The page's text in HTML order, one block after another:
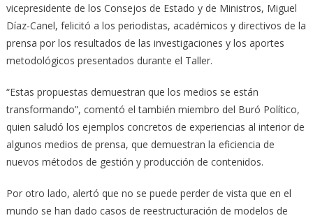
vicepresidente de los Consejos de Estado y de Ministros, Miguel
Díaz-Canel, felicitó a los periodistas, académicos y directivos de la
prensa por los resultados de las investigaciones y los aportes
metodológicos presentados durante el Taller.
“Estas propuestas demuestran que los medios se están
transformando”, comentó el también miembro del Buró Político,
quien saludó los ejemplos concretos de experiencias al interior de
algunos medios de prensa, que demuestran la eficiencia de
nuevos métodos de gestión y producción de contenidos.
Por otro lado, alertó que no se puede perder de vista que en el
mundo se han dado casos de reestructuración de modelos de